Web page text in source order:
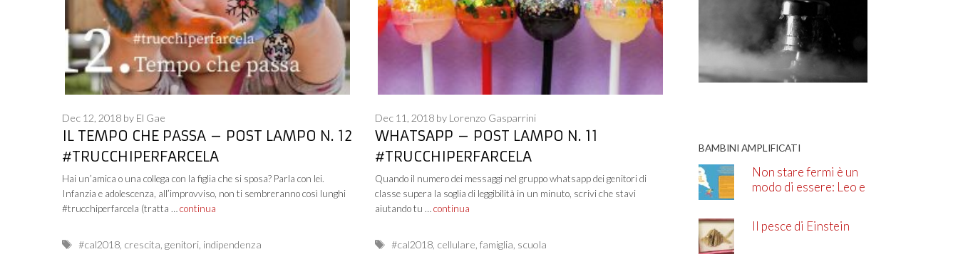
IL TEMPO CHE PASSA – POST LAMPO N. 12
#TRUCCHIPERFARCELA
Dec 12, 2018 by El Gae
Hai un’amica o una collega con la figlia che si sposa? Parla con lei.
Infanzia e adolescenza, all’improvviso, non ti sembreranno così lunghi
#trucchiperfarcela (tratta … continua
Tags
#cal2018 crescita ,genitori indipendenza
WHATSAPP – POST LAMPO N. 11
#TRUCCHIPERFARCELA
Dec 11, 2018 by Lorenzo Gasparrini
Quando il numero dei messaggi nel gruppo whatsapp dei genitori di
classe supera la soglia di leggibilità in un minuto, scrivi che stavi
aiutando tu … continua
Tags
#cal2018, cellulare famiglia scuola
BAMBINI AMPLIFICATI
Non stare fermi è un
modo di essere: Leo e
Il pesce di Einstein